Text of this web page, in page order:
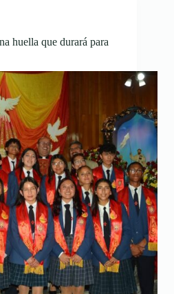
huella que durará para